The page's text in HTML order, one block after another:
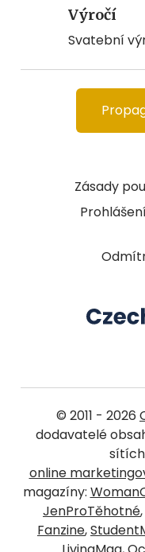
Výročí
Svatební
Zásady
© 2011 - 2026
dodavatelé
sítích
online
magazíny:
JenProTěhotné,
Fanzine,